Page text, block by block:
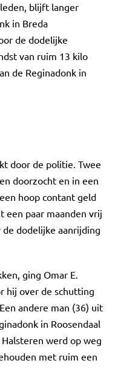
blijft langer
in Breda
de dodelijke
van ruim 13 kilo
de Reginadonk in
door de politie. Twee
doorzocht en in een
hoop contant geld
een paar maanden vrij
de dodelijke aanrijding
ging Omar E.
hij over de schutting
andere man (36) uit
in Roosendaal
werd op weg
met ruim een